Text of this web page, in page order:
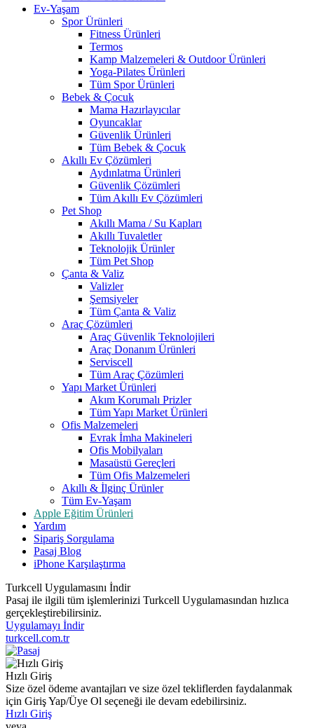
Ev-Yaşam
Spor Ürünleri
Fitness Ürünleri
Termos
Kamp Malzemeleri & Outdoor Ürünleri
Yoga-Pilates Ürünleri
Tüm Spor Ürünleri
Bebek & Çocuk
Mama Hazırlayıcılar
Oyuncaklar
Güvenlik Ürünleri
Tüm Bebek & Çocuk
Akıllı Ev Çözümleri
Aydınlatma Ürünleri
Güvenlik Çözümleri
Tüm Akıllı Ev Çözümleri
Pet Shop
Akıllı Mama / Su Kapları
Akıllı Tuvaletler
Teknolojik Ürünler
Tüm Pet Shop
Çanta & Valiz
Valizler
Şemsiyeler
Tüm Çanta & Valiz
Araç Çözümleri
Araç Güvenlik Teknolojileri
Araç Donanım Ürünleri
Serviscell
Tüm Araç Çözümleri
Yapı Market Ürünleri
Akım Korumalı Prizler
Tüm Yapı Market Ürünleri
Ofis Malzemeleri
Evrak İmha Makineleri
Ofis Mobilyaları
Masaüstü Gereçleri
Tüm Ofis Malzemeleri
Akıllı & İlginç Ürünler
Tüm Ev-Yaşam
Apple Eğitim Ürünleri
Yardım
Sipariş Sorgulama
Pasaj Blog
iPhone Karşılaştırma
Turkcell Uygulamasını İndir
Pasaj ile ilgili tüm işlemlerinizi Turkcell Uygulamasından hızlıca
gerçekleştirebilirsiniz.
Uygulamayı İndir
turkcell.com.tr
Hızlı Giriş
Size özel ödeme avantajları ve size özel tekliflerden faydalanmak
için Giriş Yap/Üye Ol seçeneği ile devam edebilirsiniz.
Hızlı Giriş